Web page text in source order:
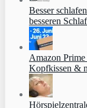
Besser
besseren
Amazon
Kopfkissen &